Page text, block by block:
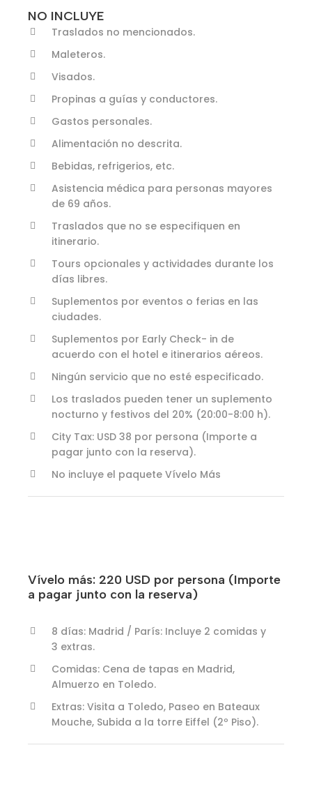
NO INCLUYE
Traslados no mencionados.
Maleteros.
Visados.
Propinas a guías y conductores.
Gastos personales.
Alimentación no descrita.
Bebidas, refrigerios, etc.
Asistencia médica para personas mayores
de 69 años.
Traslados que no se especifiquen en
itinerario.
Tours opcionales y actividades durante los
días libres.
Suplementos por eventos o ferias en las
ciudades.
Suplementos por Early Check- in de
acuerdo con el hotel e itinerarios aéreos.
Ningún servicio que no esté especificado.
Los traslados pueden tener un suplemento
nocturno y festivos del 20% (20:00-8:00 h).
City Tax: USD 38 por persona (Importe a
pagar junto con la reserva).
No incluye el paquete Vívelo Más
Vívelo más: 220 USD por persona (Importe
a pagar junto con la reserva)
8 días: Madrid / París: Incluye 2 comidas y
3 extras.
Comidas: Cena de tapas en Madrid,
Almuerzo en Toledo.
Extras: Visita a Toledo, Paseo en Bateaux
Mouche, Subida a la torre Eiffel (2º Piso).